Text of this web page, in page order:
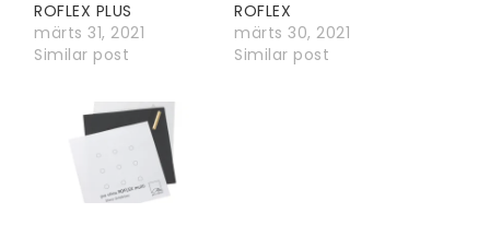
ROFLEX PLUS
märts 31, 2021
Similar post
ROFLEX
märts 30, 2021
Similar post